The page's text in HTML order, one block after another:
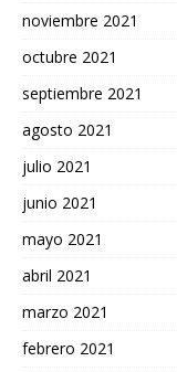
noviembre 2021
octubre 2021
septiembre 2021
agosto 2021
julio 2021
junio 2021
mayo 2021
abril 2021
marzo 2021
febrero 2021